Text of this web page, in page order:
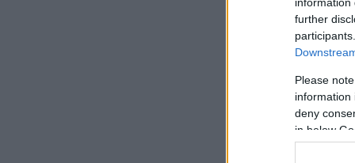
further
Please
information
deny
in below